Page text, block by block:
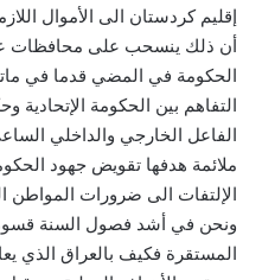
إقليم كردستان الى الأموال
أن ذلك ينسحب على محافظات
الحكومة في المضي قدما في
التفاهم بين الحكومة
الفاعل الخارجي والداخلي
ملائمة هدفها تقويض جهود
الإلتفات الى ضرورات المواطن
ونحن في أشد فصول السنة قسوة
المستقرة فكيف بالعراق الذي